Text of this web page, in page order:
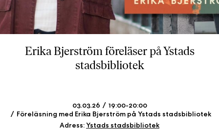
b
ö
c
k
e
r
i
n
Erika Bjerström föreläser på Ystads
stadsbibliotek
03.03.26
19:00-20:00
Föreläsning med Erika Bjerström på Ystads stadsbibliotek
Adress:Ystads stadsbibliotek